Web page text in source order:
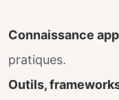
Connaissance
pratiques.
Outils,